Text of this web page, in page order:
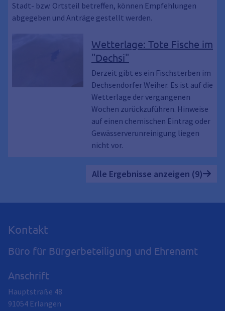
Stadt- bzw. Ortsteil betreffen, können Empfehlungen
abgegeben und Anträge gestellt werden.
Wetterlage: Tote Fische im
"Dechsi"
Derzeit gibt es ein Fischsterben im
Dechsendorfer Weiher. Es ist auf die
Wetterlage der vergangenen
Wochen zurückzuführen. Hinweise
auf einen chemischen Eintrag oder
Gewässerverunreinigung liegen
nicht vor.
Alle Ergebnisse anzeigen (9)
Kontakt
Büro für Bürgerbeteiligung und Ehrenamt
Anschrift
Hauptstraße 48
91054 Erlangen